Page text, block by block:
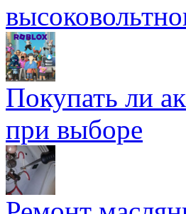
Покупать ли
при выборе